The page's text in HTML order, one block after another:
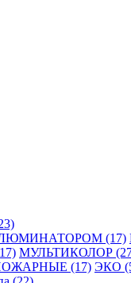
(17)
МУЛЬТИКОЛОР
(17) ЭКО